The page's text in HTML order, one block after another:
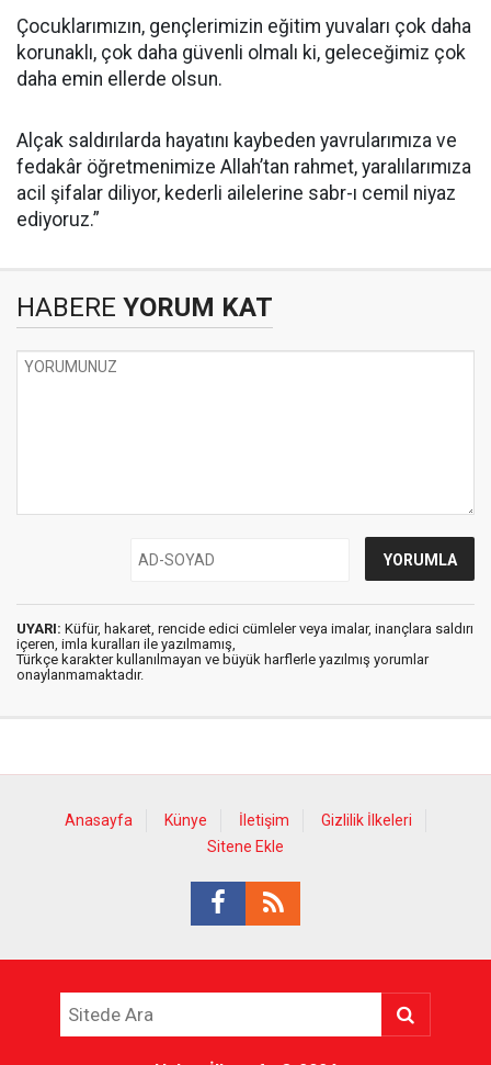
Çocuklarımızın, gençlerimizin eğitim yuvaları çok daha
korunaklı, çok daha güvenli olmalı ki, geleceğimiz çok
daha emin ellerde olsun.
Alçak saldırılarda hayatını kaybeden yavrularımıza ve
fedakâr öğretmenimize Allah’tan rahmet, yaralılarımıza
acil şifalar diliyor, kederli ailelerine sabr-ı cemil niyaz
ediyoruz.”
HABERE YORUM KAT
UYARI: Küfür, hakaret, rencide edici cümleler veya imalar, inançlara saldırı
içeren, imla kuralları ile yazılmamış,
Türkçe karakter kullanılmayan ve büyük harflerle yazılmış yorumlar
onaylanmamaktadır.
Anasayfa Künye İletişim
Gizlilik İlkeleri
Sitene Ekle